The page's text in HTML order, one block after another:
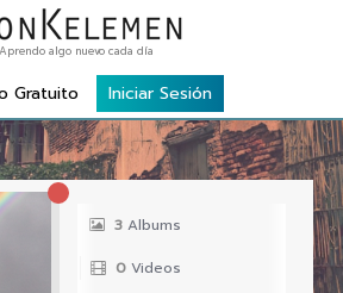
Aprendo algo nuevo cada día
Gratuito Iniciar Sesión
3 Albums
0 Videos